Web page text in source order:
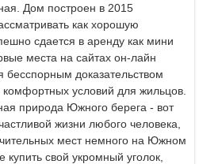
Дом построен в 2015
как хорошую
сдается в аренду как мини
места на сайтах он-лайн
бесспорным доказательством
комфортных условий для жильцов.
природа Южного берега - вот
жизни любого человека,
мест немного на Южном
свой укромный уголок,